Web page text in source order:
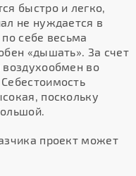
быстро и легко,
не нуждается в
себе весьма
«дышать». За счет
во
поскольку
проект может